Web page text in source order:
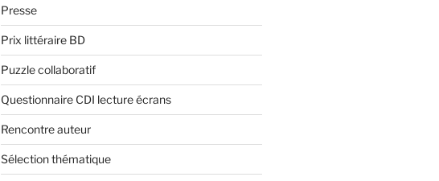
Presse
Prix littéraire BD
Puzzle collaboratif
Questionnaire CDI lecture écrans
Rencontre auteur
Sélection thématique